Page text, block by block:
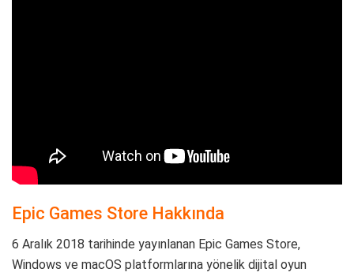
Epic Games Store Hakkında
6 Aralık 2018 tarihinde yayınlanan Epic Games Store,
Windows ve macOS platformlarına yönelik dijital oyun